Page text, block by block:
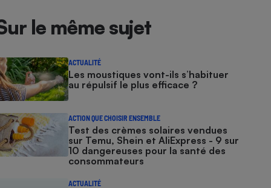
le même sujet
ACTUALITÉ
Les moustiques vont-ils s’habituer
au répulsif le plus efficace ?
ACTION QUE CHOISIR ENSEMBLE
Test des crèmes solaires vendues
sur Temu, Shein et AliExpress - 9 sur
10 dangereuses pour la santé des
consommateurs
ACTUALITÉ